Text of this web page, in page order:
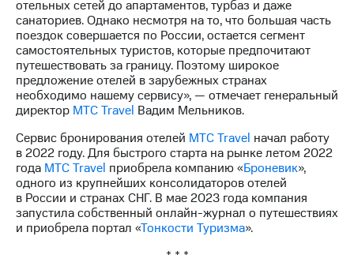
и
аудит
Рынок
акций
Описание
Программа
приобретения
Порядок
выкупа
акций
Дивиденды
Рынок
облигаций
Описание
Еврооблигации-2023
отельных сетей до апартаментов, турбаз и даже
санаториев. Однако несмотря на то, что большая часть
поездок совершается по России, остается сегмент
самостоятельных туристов, которые предпочитают
путешествовать за границу. Поэтому широкое
предложение отелей в зарубежных странах
необходимо нашему сервису», — отмечает генеральный
директор МТС Travel Вадим Мельников.
Сервис бронирования отелей МТС Travel начал работу
в 2022 году. Для быстрого старта на рынке летом 2022
года МТС Travel приобрела компанию «Броневик»,
одного из крупнейших консолидаторов отелей
в России и странах СНГ. В мае 2023 года компания
запустила собственный онлайн-журнал о путешествиях
и приобрела портал «Тонкости Туризма».
* * *